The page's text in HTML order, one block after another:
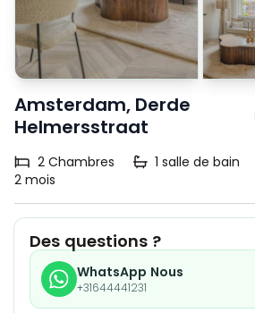
Amsterdam, Derde
Helmersstraat
2 Chambres 1 salle de bain
2 mois
Des questions ?
WhatsApp Nous
+31644441231